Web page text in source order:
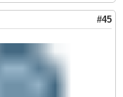
#45